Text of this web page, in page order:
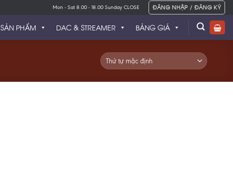
Mon - Sat 8.00 - 18.00 Sunday CLOSE ĐĂNG NHẬP / ĐĂNG KÝ
SẢN PHẨM BẢNG GIÁ
DAC & STREAMER